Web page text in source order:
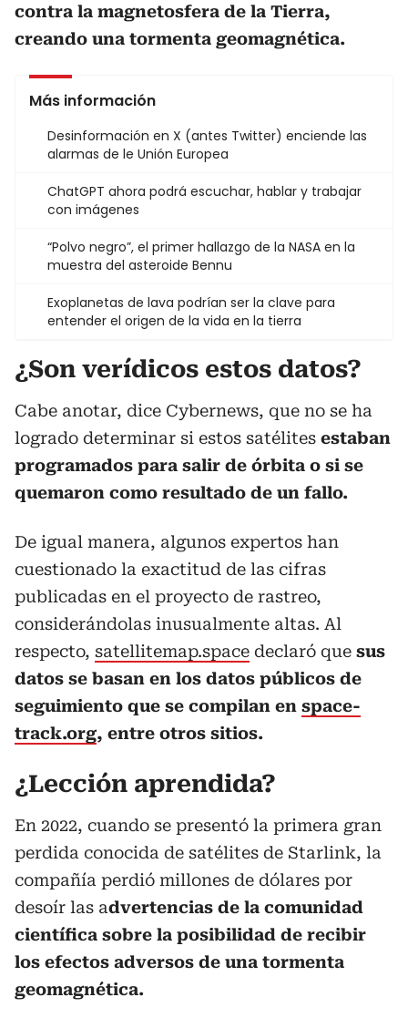
contra la magnetosfera de la Tierra,
creando una tormenta geomagnética.
Más información
Desinformación en X (antes Twitter) enciende las
alarmas de le Unión Europea
ChatGPT ahora podrá escuchar, hablar y trabajar
con imágenes
“Polvo negro”, el primer hallazgo de la NASA en la
muestra del asteroide Bennu
Exoplanetas de lava podrían ser la clave para
entender el origen de la vida en la tierra
¿Son verídicos estos datos?
Cabe anotar, dice Cybernews, que no se ha
logrado determinar si estos satélites estaban
programados para salir de órbita o si se
quemaron como resultado de un fallo.
De igual manera, algunos expertos han
cuestionado la exactitud de las cifras
publicadas en el proyecto de rastreo,
considerándolas inusualmente altas. Al
respecto, satellitemap.space declaró que sus
datos se basan en los datos públicos de
seguimiento que se compilan en space-
track.org, entre otros sitios.
¿Lección aprendida?
En 2022, cuando se presentó la primera gran
perdida conocida de satélites de Starlink, la
compañía perdió millones de dólares por
desoír las advertencias de la comunidad
científica sobre la posibilidad de recibir
los efectos adversos de una tormenta
geomagnética.